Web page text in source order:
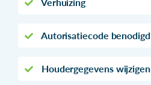
Autorisatiecode benodigd
Houdergegevens wijzigen